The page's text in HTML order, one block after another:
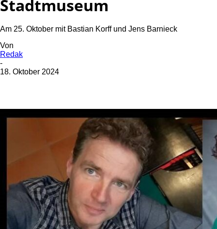
Stadtmuseum
Am 25. Oktober mit Bastian Korff und Jens Barnieck
Von
Redak
-
18. Oktober 2024